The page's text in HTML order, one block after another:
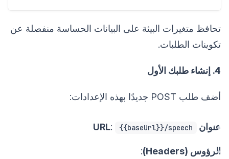
تحافظ متغيرات البيئة على البيانات الحساسة منفصلة عن
تكوينات الطلبات.
4. إنشاء طلبك الأول
أضف طلب POST جديدًا بهذه الإعدادات:
عنوان URL : {{baseUrl}}/speech
الرؤوس (Headers) :